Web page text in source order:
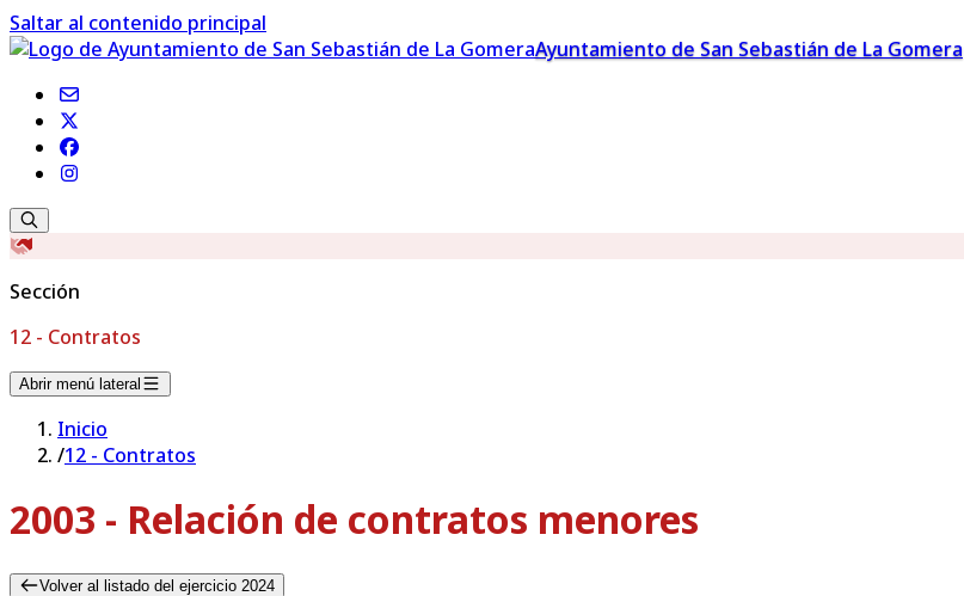
Saltar al contenido principal
Ayuntamiento de San Sebastián de La Gomera
Sección
12 - Contratos
Abrir menú lateral
Inicio
/12 - Contratos
2003 - Relación de contratos menores
Volver al listado del ejercicio 2024